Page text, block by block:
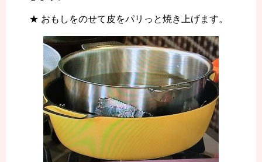
★ おもしをのせて皮をパリっと焼き上げます。